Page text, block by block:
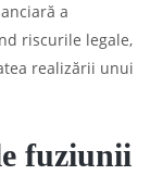
a
riscurile legale,
realizării unui
fuziunii